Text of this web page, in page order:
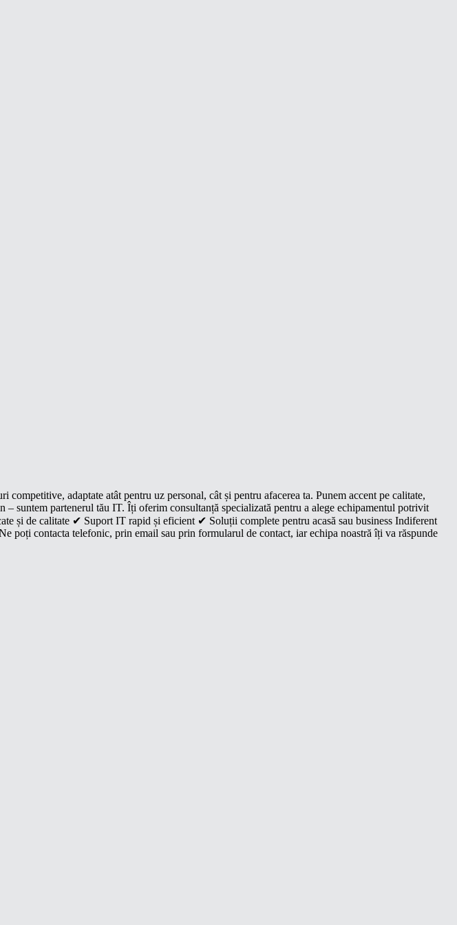
adaptate atât pentru uz personal, cât și pentru afacerea ta. Punem accent pe calitate,
suntem partenerul tău IT. Îți oferim consultanță specializată pentru a alege echipamentul potrivit
și de calitate ✔ Suport IT rapid și eficient ✔ Soluții complete pentru acasă sau business Indiferent
poți contacta telefonic, prin email sau prin formularul de contact, iar echipa noastră îți va răspunde